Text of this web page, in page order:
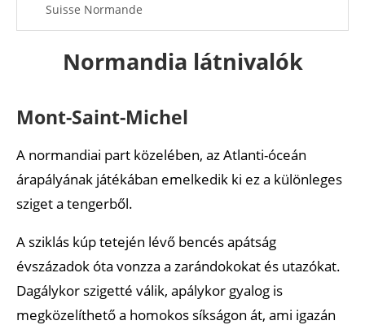
Suisse Normande
Côte d’Albâtre
Bessin
Évreux
Normandia látnivalók
Mont-Saint-Michel
A normandiai part közelében, az Atlanti-óceán
árapályának játékában emelkedik ki ez a különleges
sziget a tengerből.
A sziklás kúp tetején lévő bencés apátság
évszázadok óta vonzza a zarándokokat és utazókat.
Dagálykor szigetté válik, apálykor gyalog is
megközelíthető a homokos síkságon át, ami igazán